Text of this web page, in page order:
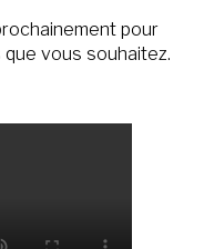
pour
vous souhaitez.